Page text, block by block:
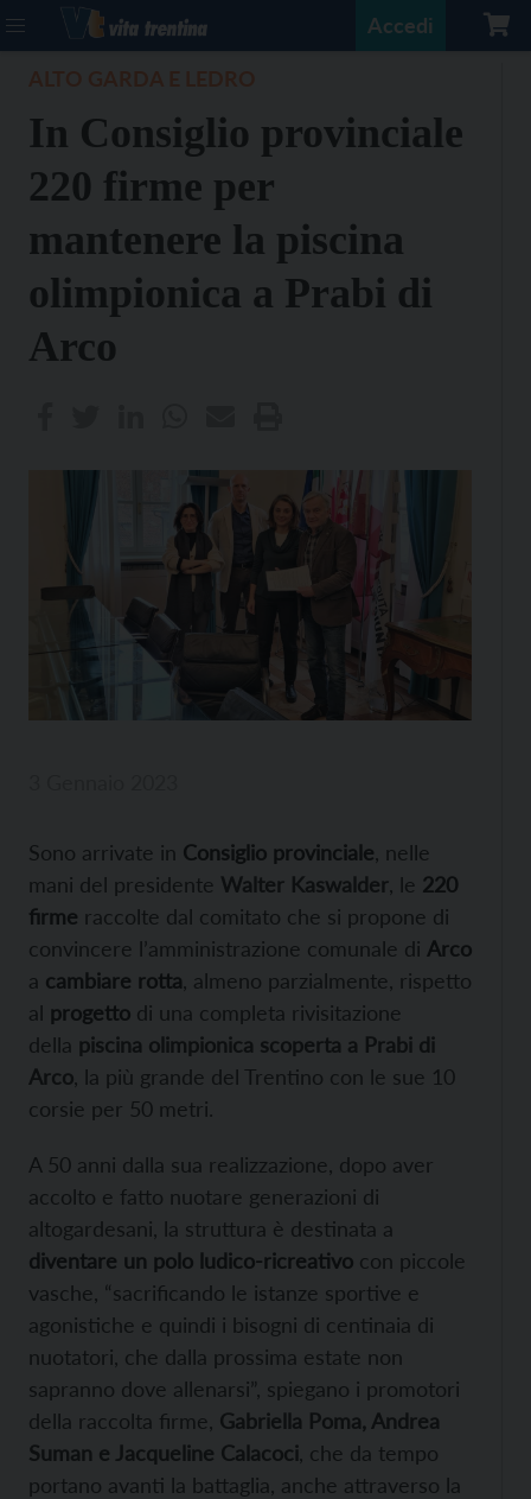
Accedi
In Consiglio provinciale
220 firme per
mantenere la piscina
olimpionica a Prabi di
Arco
Sono arrivate in Consiglio provinciale , nelle
mani del presidente Walter Kaswalder , le 220
firme raccolte dal comitato che si propone di
convincere l’amministrazione comunale di Arco
a cambiare rotta , almeno parzialmente, rispetto
al progetto di una completa rivisitazione
della piscina olimpionica scoperta a Prabi di
Arco , la più grande del Trentino con le sue 10
corsie per 50 metri.
A 50 anni dalla sua realizzazione, dopo aver
accolto e fatto nuotare generazioni di
altogardesani, la struttura è destinata a
diventare un polo ludico-ricreativo con piccole
vasche, “sacrificando le istanze sportive e
agonistiche e quindi i bisogni di centinaia di
nuotatori, che dalla prossima estate non
sapranno dove allenarsi”, spiegano i promotori
della raccolta firme, Gabriella Poma, Andrea
Suman e Jacqueline Calacoci , che da tempo
portano avanti la battaglia, anche attraverso la